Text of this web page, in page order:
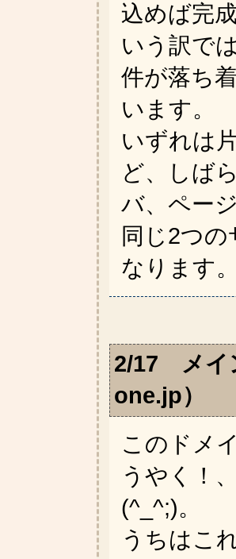
込めば完
いう訳で
件が落ち
います。
いずれは
ど、しば
バ、ペー
同じ2つ
なります
2/17 メイ
one.jp）
このドメ
うやく！
(^_^;)。
うちはこ